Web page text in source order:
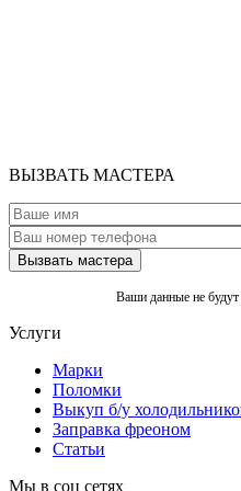
ВЫЗВАТЬ МАСТЕРА
Ваши данные не
Услуги
Марки
Поломки
Выкуп б/у
Заправка фреоном
Статьи
Мы в соц сетях